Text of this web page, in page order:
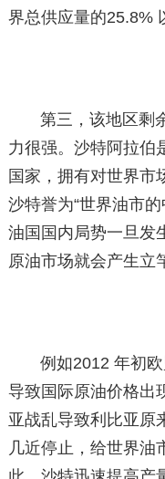
界总供应量的25.8%
第三，该地区剩
力很强。沙特阿拉伯
国家，拥有对世界市
沙特誉为“世界油市
油国国内局势一旦发
原油市场就会产生立
例如2012 年初
导致国际原油价格出
亚战乱导致利比亚原
几近停止，给世界油